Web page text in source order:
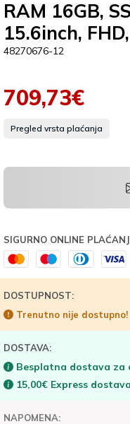
RAM 16GB,
15.6inch,
48270676-12
709,73€
Pregled vrsta plaćanja
SIGURNO ONLINE
DOSTUPNOST:
Trenutno nije dostupno!
DOSTAVA:
Besplatna dostava za
15,00€ Express
NAPOMENA: